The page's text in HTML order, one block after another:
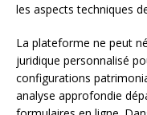
les aspects techniques
La plateforme ne peut
juridique personnalisé
configurations
analyse approfondie